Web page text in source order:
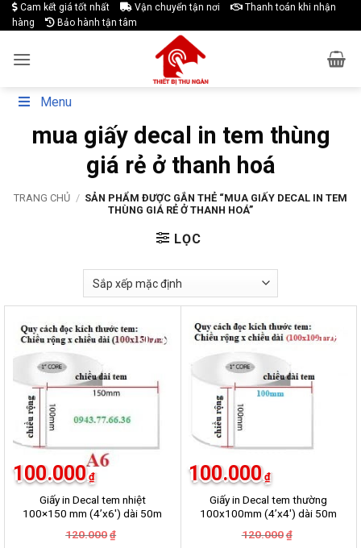
Skip
to
Cam kết giá tốt nhất Vận chuyển tận nơi
Thanh toán khi nhận
hàng
Bảo hành tận tâm
Menu
mua giấy decal in tem thùng
giá rẻ ở thanh hoá
TRANG CHỦ / SẢN PHẨM ĐƯỢC GẮN THẺ “MUA GIẤY DECAL IN TEM
THÙNG GIÁ RẺ Ở THANH HOÁ”
LỌC
-17%
Giấy in Decal tem nhiệt
100×150 mm (4’x6′) dài 50m
120.000 ₫
100.000 ₫
-17%
Giấy in Decal tem thường
100x100mm (4’x4′) dài 50m
120.000 ₫
100.000 ₫